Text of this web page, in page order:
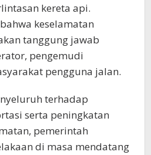
kereta api.
keselamatan
tanggung jawab
pengemudi
pengguna jalan.
terhadap
serta peningkatan
pemerintah
di masa mendatang